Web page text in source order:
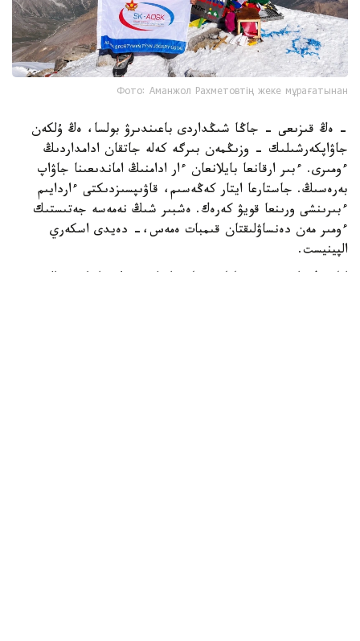
Фото: Аманжол Рахметовтің жеке мұрағатынан
- ەڭ قىزىعى - جاڭا شىڭداردى باعىندىرۋ بولسا، ەڭ ۇلكەن
جاۋاپكەرشىلىك - وزىڭمەن بىرگە كەلە جاتقان ادامداردىڭ
ءومىرى. ءبىر ارقانعا بايلانعان ءار ادامنىڭ اماندىعىنا جاۋاپ
بەرەسىڭ. جاستارعا ايتار كەڭەسىم، قاۋىپسىزدىكتى ءاردايىم
ءبىرىنشى ورىنعا قويۋ كەرەك. ەشبىر شىڭ نەمەسە جەتىستىك
ءومىر مەن دەنساۋلىقتان قىمبات ەمەس،- دەيدى اسكەري
الپينيست.